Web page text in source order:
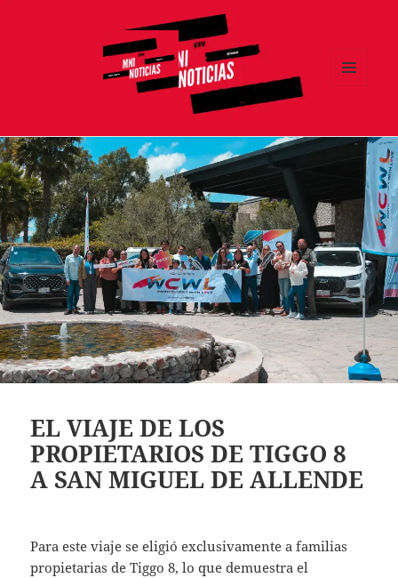
EL VIAJE DE LOS
PROPIETARIOS DE TIGGO 8
A SAN MIGUEL DE ALLENDE
Para este viaje se eligió exclusivamente a familias
propietarias de Tiggo 8, lo que demuestra el